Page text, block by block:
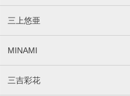
三上悠亜
MINAMI
三吉彩花